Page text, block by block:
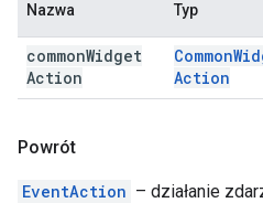
Nazwa Typ
commonWidget
Action
Common
Action
Powrót
EventAction – działanie